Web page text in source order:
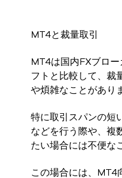
MT4と裁量取引
MT4は国内FXブロ
フトと比較して、裁
や煩雑なことがあり
特に取引スパンの短
などを行う際や、複
たい場合には不便な
この場合には、MT4